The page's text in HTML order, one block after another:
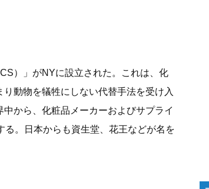
）」がNYに設立された。これは、化
動物を犠牲にしない代替手法を受け入
から、化粧品メーカーおよびサプライ
。日本からも資生堂、花王などが名を